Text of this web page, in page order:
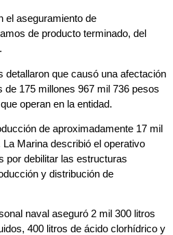
el aseguramiento de
de producto terminado, del
detallaron que causó una afectación
175 millones 967 mil 736 pesos
operan en la entidad.
de aproximadamente 17 mil
Marina describió el operativo
por debilitar las estructuras
y distribución de
naval aseguró 2 mil 300 litros
400 litros de ácido clorhídrico y